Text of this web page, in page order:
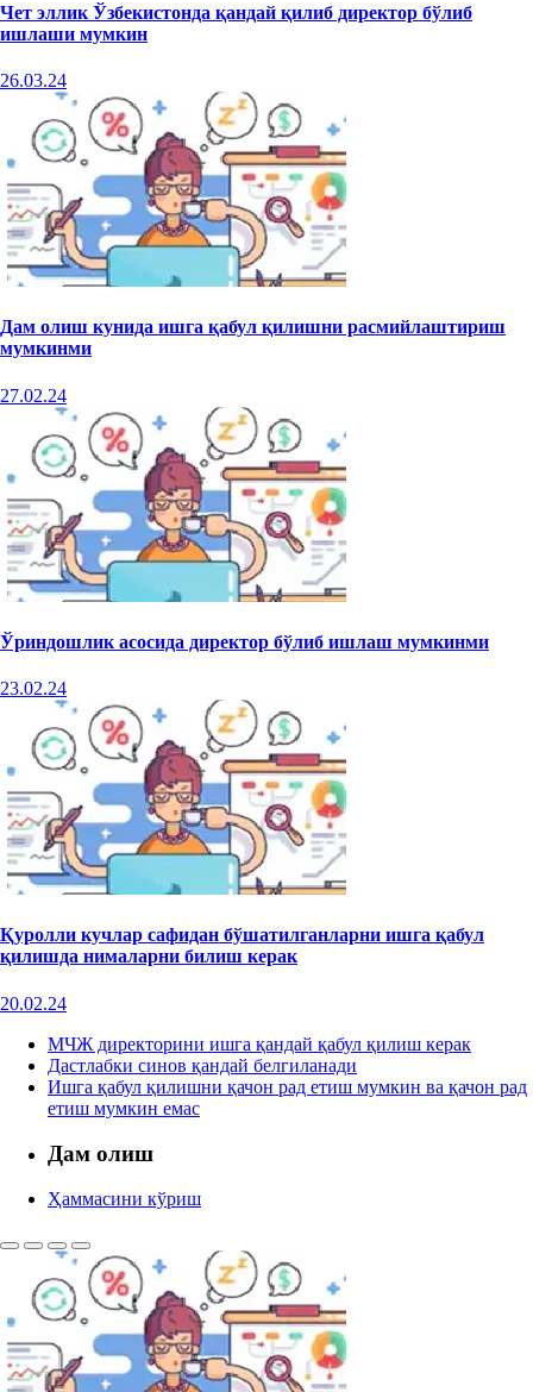
Чет эллик Ўзбекистонда қандай қилиб директор бўлиб
ишлаши мумкин
26.03.24
Дам олиш кунида ишга қабул қилишни расмийлаштириш
мумкинми
27.02.24
Ўриндошлик асосида директор бўлиб ишлаш мумкинми
23.02.24
Қуролли кучлар сафидан бўшатилганларни ишга қабул
қилишда нималарни билиш керак
20.02.24
МЧЖ директорини ишга қандай қабул қилиш керак
Дастлабки синов қандай белгиланади
Ишга қабул қилишни қачон рад етиш мумкин ва қачон рад
етиш мумкин емас
Дам олиш
Ҳаммасини кўриш